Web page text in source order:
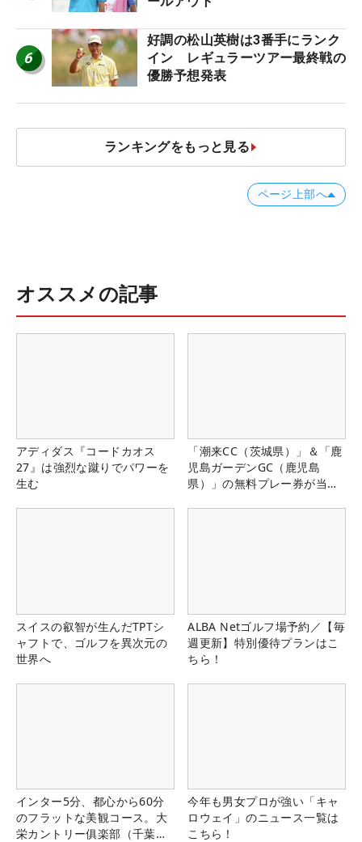
6
好調の松山英樹は3番手にランク
イン レギュラーツアー最終戦の
優勝予想発表
ランキングをもっと見る
ページ上部へ
オススメの記事
アディダス『コードカオス
27』は強烈な蹴りでパワーを
生む
「潮来CC（茨城県）」＆「鹿
児島ガーデンGC（鹿児島
県）」の無料プレー券が当た
スイスの叡智が生んだTPTシ
ャフトで、ゴルフを異次元の
世界へ
ALBA Netゴルフ場予約／【毎
週更新】特別優待プランはこ
ちら！
インター5分、都心から60分
のフラットな美観コース。大
栄カントリー俱楽部（千葉
今年も男女プロが強い「キャ
ロウェイ」のニュース一覧は
こちら！